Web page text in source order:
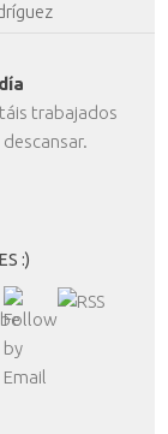
trabajados
:)